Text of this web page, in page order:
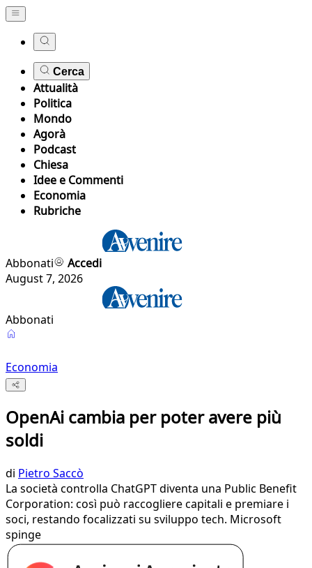
Cerca
Attualità
Politica
Mondo
Agorà
Podcast
Chiesa
Idee e Commenti
Economia
Rubriche
Abbonati
Accedi
August 7, 2026
Abbonati
Economia
OpenAi cambia per poter avere più
soldi
di Pietro Saccò
La società controlla ChatGPT diventa una Public Benefit
Corporation: così può raccogliere capitali e premiare i
soci, restando focalizzati su sviluppo tech. Microsoft
spinge